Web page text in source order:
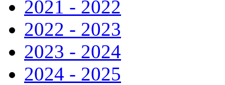
2021 - 2022
2022 - 2023
2023 - 2024
2024 - 2025